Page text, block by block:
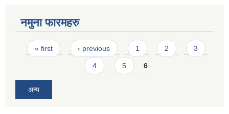
नमुना फारमहरु
Pages
« first ‹ previous 1 2 3
4 5 6
अन्य